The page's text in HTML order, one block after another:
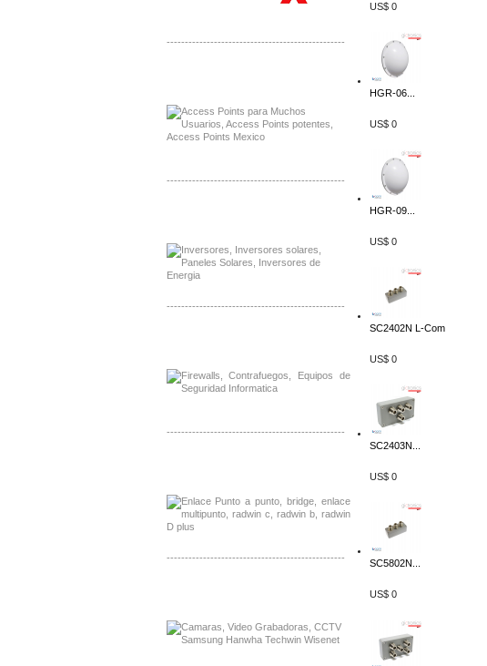
-------------------------------------------------
-------------------------------------------------
-------------------------------------------------
-------------------------------------------------
-------------------------------------------------
US$ 0
HGR-06...
US$ 0
HGR-09...
US$ 0
SC2402N L-Com
US$ 0
SC2403N...
US$ 0
SC5802N...
US$ 0